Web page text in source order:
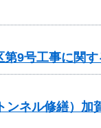
9号工事に関
ネル修繕）加